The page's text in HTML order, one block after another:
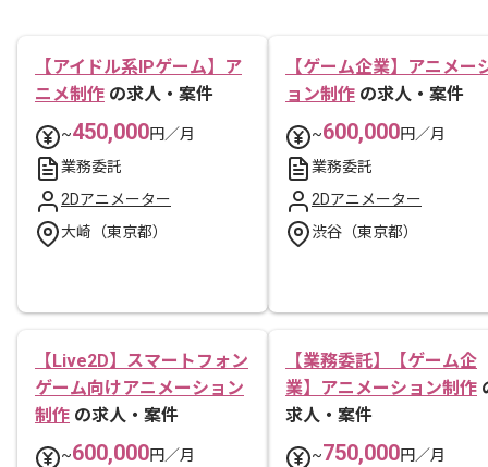
【アイドル系IPゲーム】ア
ニメ制作 の求人・案件
~450,000円／月
業務委託
2Dアニメーター
大崎（東京都）
【ゲーム企業】アニメー
ョン制作 の求人・案件
~600,000円／月
業務委託
2Dアニメーター
渋谷（東京都）
【Live2D】スマートフォン
ゲーム向けアニメーション
制作 の求人・案件
~600,000円／月
【業務委託】【ゲーム企
業】アニメーション制作
求人・案件
~750,000円／月